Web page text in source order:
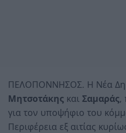
ΠΕΛΟΠΟΝΝΗΣΟΣ. Η Νέα
Μητσοτάκης και Σαμαράς,
για τον υποψήφιο του
Περιφέρεια εξ αιτίας